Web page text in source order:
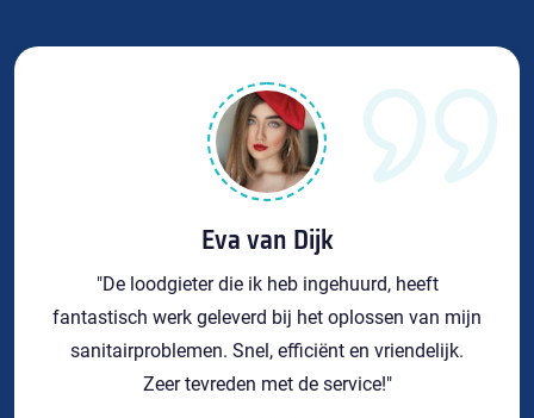
Eva van Dijk
"De loodgieter die ik heb ingehuurd, heeft
fantastisch werk geleverd bij het oplossen van mijn
sanitairproblemen. Snel, efficiënt en vriendelijk.
Zeer tevreden met de service!"